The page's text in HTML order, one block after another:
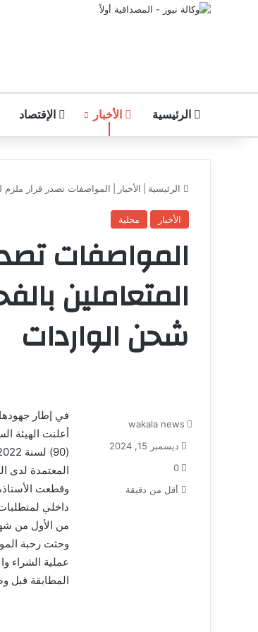
الرئيسية الأخبار الإقتصاد
الرئيسية الأخبار المواصفات تصدر قرار ملزم
الأخبار محلية
المواصفات
المتعاملين
شحن الواردات
في إطار
أعلنت الهيئة
المعتمدة لدى
وقطعت
من الأول من شهر
وحثت رحبة
عملية الشراء
المطابقة قبل
wakala news
ديسمبر 15, 2024
0
أقل من دقيقة